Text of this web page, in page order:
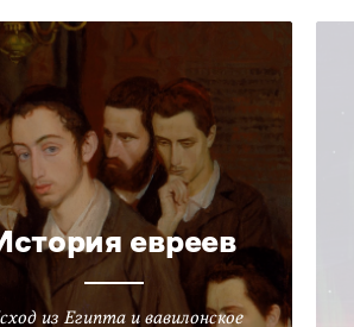
евреев
из Египта и вавилонское